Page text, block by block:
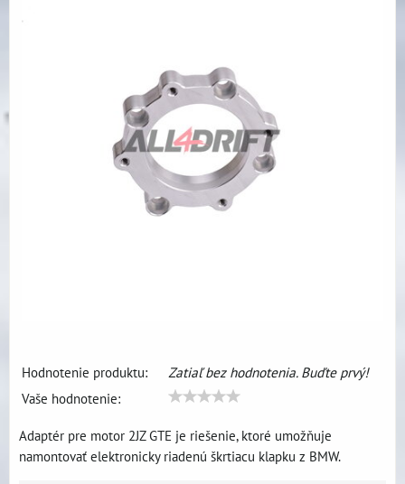
Hodnotenie produktu:
Zatiaľ bez hodnotenia. Buďte prvý!
Vaše hodnotenie:
Adaptér pre motor 2JZ GTE je riešenie, ktoré umožňuje
namontovať elektronicky riadenú škrtiacu klapku z BMW.